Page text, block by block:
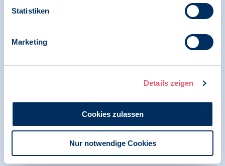
Statistiken
Marketing
Details zeigen
Cookies zulassen
Nur notwendige Cookies
14.10.2024
PsychThG
Wenn jemand eine Psychotherapie braucht
News | Psychologie und Gesundheit